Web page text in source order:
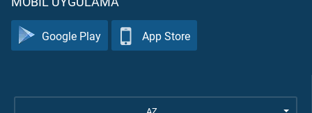
Google Play App Store